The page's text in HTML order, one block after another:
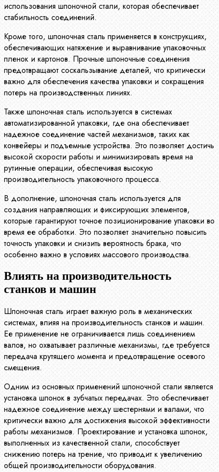
использования шпоночной стали, которая обеспечивает
стабильность соединений.
Кроме того, шпоночная сталь применяется в конструкциях,
обеспечивающих натяжение и выравнивание упаковочных
пленок и картонов. Прочные шпоночные соединения
предотвращают соскальзывание деталей, что критически
важно для обеспечения качества упаковки и сокращения
потерь на производственных линиях.
Также шпоночная сталь используется в системах
автоматизированной упаковки, где она обеспечивает
надежное соединение частей механизмов, таких как
конвейеры и подъемные устройства. Это позволяет достичь
высокой скорости работы и минимизировать время на
рутинные операции, обеспечивая высокую
производительность упаковочного процесса.
В дополнение, шпоночная сталь используется для
создания направляющих и фиксирующих элементов,
которые гарантируют точное позиционирование упаковки во
время ее обработки. Это позволяет значительно повысить
точность упаковки и снизить вероятность брака, что
особенно важно в условиях массового производства.
Влиять на производительность
станков и машин
Шпоночная сталь играет важную роль в механических
системах, влияя на производительность станков и машин.
Ее применение не ограничивается лишь соединением
валов, но охватывает различные механизмы, где требуется
передача крутящего момента и предотвращение осевого
смещения.
Одним из основных применений шпоночной стали является
установка шпонок в зубчатых передачах. Это обеспечивает
надежное соединение между шестернями и валами, что
критически важно для достижения высокой эффективности
работы механизмов. Проектирование и установка шпонок,
выполненных из качественной стали, способствует
снижению потерь на трение, что приводит к увеличению
общей производительности оборудования.